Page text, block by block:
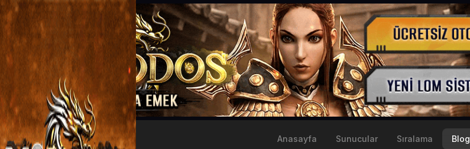
EP Kazan Anasayfa Sunucular Sıralama Blog